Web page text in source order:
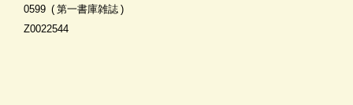
0599
第一書庫雑誌
Z0022544